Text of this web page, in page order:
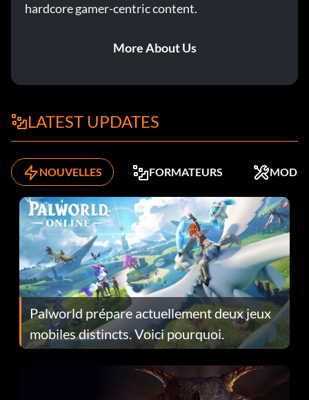
hardcore gamer-centric content.
More About Us
LATEST UPDATES
NOUVELLES FORMATEURS MODS
Palworld prépare actuellement deux jeux
mobiles distincts. Voici pourquoi.